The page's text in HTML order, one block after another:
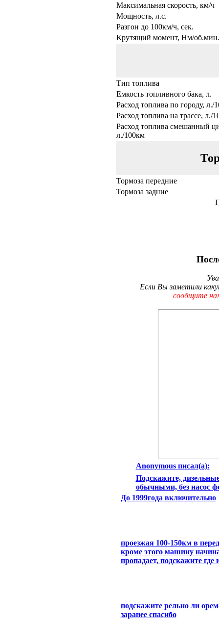
Максимальная скорость, км/ч
Мощность, л.с.
Разгон до 100км/ч, сек.
Крутящий момент, Нм/об.мин.
Тип топлива
Емкость топливного бака, л.
Расход топлива по городу, л./
Расход топлива на трассе, л./
Расход топлива смешанный
л./100км
Тормоза передние
Тормоза задние
Если Вы заметили
сообщите
Anonymous писал(а):
Подскажите,
обычными, без насос
До 1999года включительно
проезжая 100-150км в
кроме этого машину
пропадает, подскажите где
подскажите рельно ли
заранее спасибо